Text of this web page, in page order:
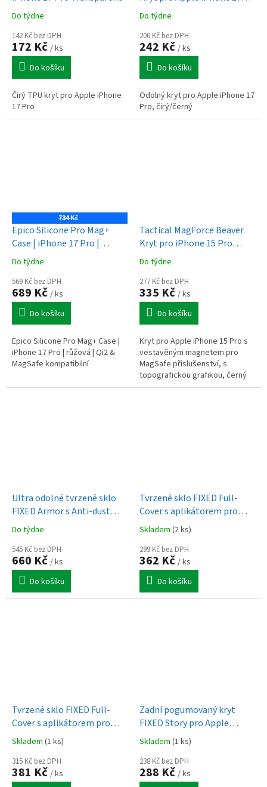
Do týdne
142 Kč bez DPH
172 Kč / ks
Do košíku
Čirý TPU kryt pro Apple iPhone
17 Pro
Pro Clear/Black
Do týdne
200 Kč bez DPH
242 Kč / ks
Do košíku
Odolný kryt pro Apple iPhone 17
Pro, čirý/černý
734 Kč
Epico Silicone Pro Mag+
Case | iPhone 17 Pro |
růžová | Qi2 & MagSafe
kompatibilní (ochrana
camera island)
Do týdne
569 Kč bez DPH
689 Kč / ks
Do košíku
Epico Silicone Pro Mag+ Case |
iPhone 17 Pro | růžová | Qi2 &
MagSafe kompatibilní
Tactical MagForce Beaver
Kryt pro iPhone 15 Pro
Asphalt
Do týdne
277 Kč bez DPH
335 Kč / ks
Do košíku
Kryt pro Apple iPhone 15 Pro s
vestavěným magnetem pro
MagSafe příslušenství, s
topografickou grafikou, černý
Ultra odolné tvrzené sklo
FIXED Armor s Anti-dust
aplikátorem a AR vrstvou
pro Apple iPhone 17, černé
Do týdne
545 Kč bez DPH
660 Kč / ks
Do košíku
Tvrzené sklo FIXED Full-
Cover s aplikátorem pro
Apple iPhone 17, 2ks, černé
Skladem (2 ks)
299 Kč bez DPH
362 Kč / ks
Do košíku
Tvrzené sklo FIXED Full-
Cover s aplikátorem pro
Apple iPhone 17 Pro, 2ks,
Skladem (1 ks)
315 Kč bez DPH
381 Kč / ks
Zadní pogumovaný kryt
FIXED Story pro Apple
iPhone 17, černý
Skladem (1 ks)
238 Kč bez DPH
288 Kč / ks